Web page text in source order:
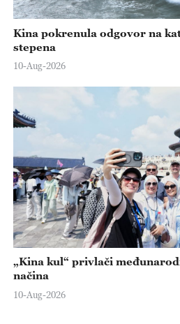
Kina pokrenula odgovor na
stepena
10-Aug-2026
„Kina kul“ privlači
načina
10-Aug-2026